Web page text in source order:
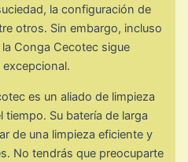
la configuración de
otros. Sin embargo, incluso
Conga Cecotec sigue
es un aliado de limpieza
tiempo. Su batería de larga
de una limpieza eficiente y
No tendrás que preocuparte